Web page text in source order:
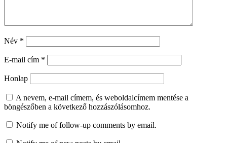
Név *
E-mail cím *
Honlap
A nevem, e-mail címem, és weboldalcímem mentése a
böngészőben a következő hozzászólásomhoz.
Notify me of follow-up comments by email.